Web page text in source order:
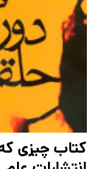
کتاب چیزی